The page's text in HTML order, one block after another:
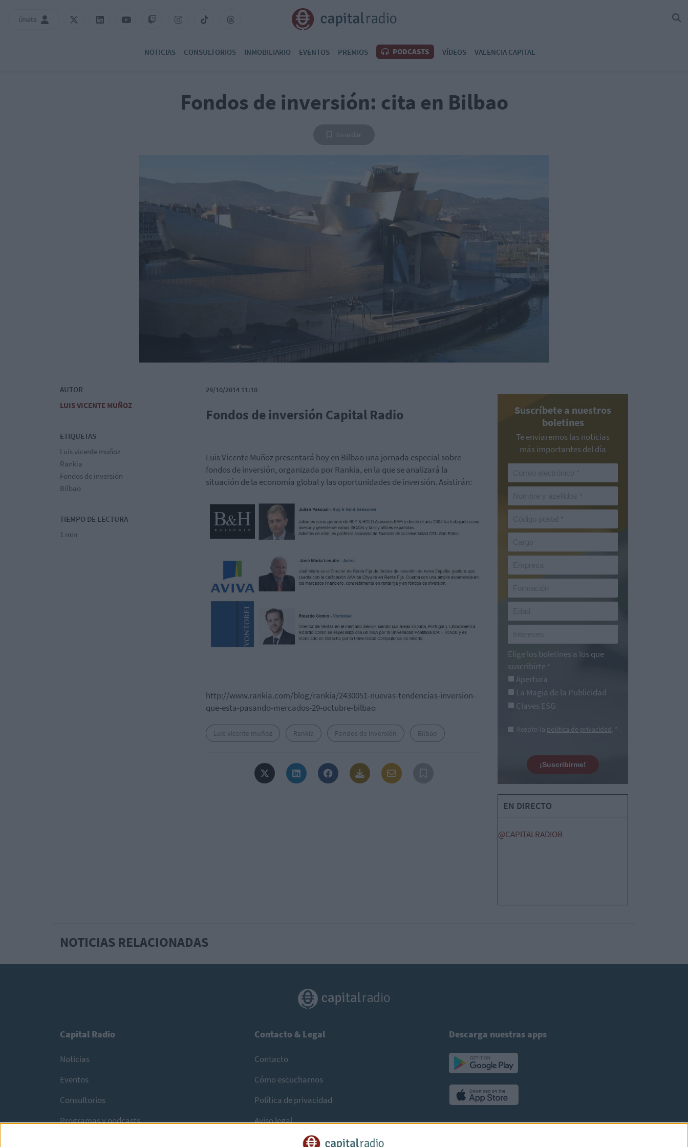
Únete
NOTICIAS CONSULTORIOS INMOBILIARIO EVENTOS PREMIOS PODCASTS VÍDEOS VALENCIA CAPITAL
Fondos de inversión: cita en Bilbao
AUTOR
LUIS VICENTE MUÑOZ
ETIQUETAS
Luis vicente muñoz
Rankia
Fondos de inversión
Bilbao
TIEMPO DE LECTURA
1 min
29/10/2014 11:10
Fondos de inversión Capital Radio
Luis Vicente Muñoz presentará hoy en Bilbao una jornada especial sobre
fondos de inversión, organizada por Rankia, en la que se analizará la
situación de la economía global y las oportunidades de inversión. Asistirán:
http://www.rankia.com/blog/rankia/2430051-nuevas-tendencias-inversion-
que-esta-pasando-mercados-29-octubre-bilbao
Luis vicente muñoz Rankia Fondos de inversión Bilbao
Suscríbete a nuestros
boletines
Te enviaremos las noticias
más importantes del día
Elige los boletines a los que
suscribirte *
Apertura
La Magia de la Publicidad
Claves ESG
Acepto la política de privacidad. *
¡Suscribirme!
EN DIRECTO
@CAPITALRADIOB
NOTICIAS RELACIONADAS
Capital Radio
Noticias
Eventos
Consultorios
Programas y podcasts
Contacto & Legal
Contacto
Cómo escucharnos
Política de privacidad
Aviso legal
Descarga nuestras apps